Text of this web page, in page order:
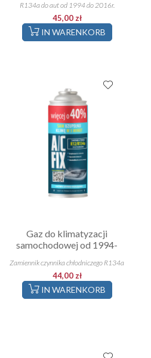
R134a do aut od 1994 do 2016r.
45,00 zł
IN WARENKORB
Gaz do klimatyzacji
samochodowej od 1994-
Zamiennik czynnika chłodniczego R134a
44,00 zł
IN WARENKORB